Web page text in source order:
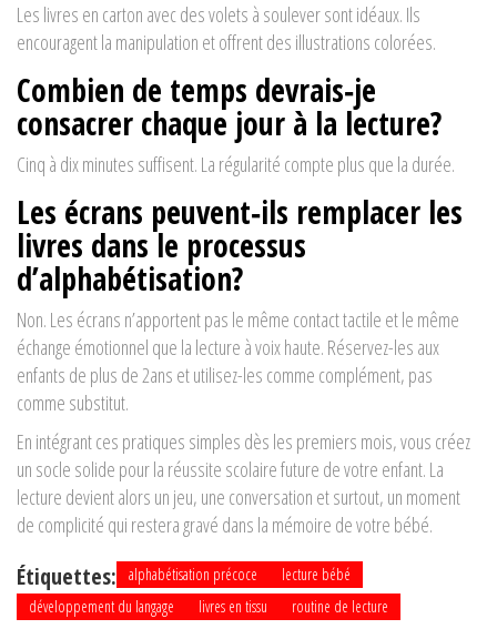
Les livres en carton avec des volets à soulever sont idéaux. Ils
encouragent la manipulation et offrent des illustrations colorées.
Combien de temps devrais‑je
consacrer chaque jour à la lecture?
Cinq à dix minutes suffisent. La régularité compte plus que la durée.
Les écrans peuvent‑ils remplacer les
livres dans le processus
d’alphabétisation?
Non. Les écrans n’apportent pas le même contact tactile et le même
échange émotionnel que la lecture à voix haute. Réservez-les aux
enfants de plus de 2ans et utilisez-les comme complément, pas
comme substitut.
En intégrant ces pratiques simples dès les premiers mois, vous créez
un socle solide pour la réussite scolaire future de votre enfant. La
lecture devient alors un jeu, une conversation et surtout, un moment
de complicité qui restera gravé dans la mémoire de votre bébé.
Étiquettes: alphabétisation précoce
lecture bébé
développement du langage
livres en tissu routine de lecture